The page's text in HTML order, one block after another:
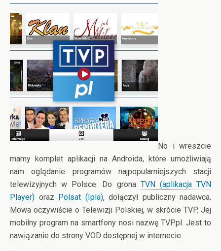
No i wreszcie
mamy komplet aplikacji na Androida, które umożliwiają
nam oglądanie programów najpopularniejszych stacji
telewizyjnych w Polsce. Do grona TVN (aplikacja TVN
Player) oraz Polsat (Ipla), dołączył publiczny nadawca.
Mowa oczywiście o Telewizji Polskiej, w skrócie TVP. Jej
mobilny program na smartfony nosi nazwę TVP.pl. Jest to
nawiązanie do strony VOD dostępnej w internecie.